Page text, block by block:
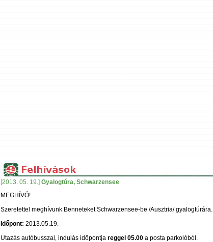
[2013. 05. 19.] Gyalogtúra, Schwarzensee
MEGHÍVÓ!
Szeretettel meghívunk Benneteket Schwarzensee-be /Ausztria/ gyalogtúrára.
Időpont: 2013.05.19.
Utazás autóbusszal, indulás időpontja reggel 05.00a posta parkolóból.